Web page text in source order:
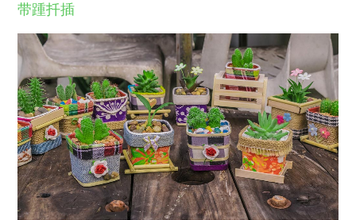
带踵扦插